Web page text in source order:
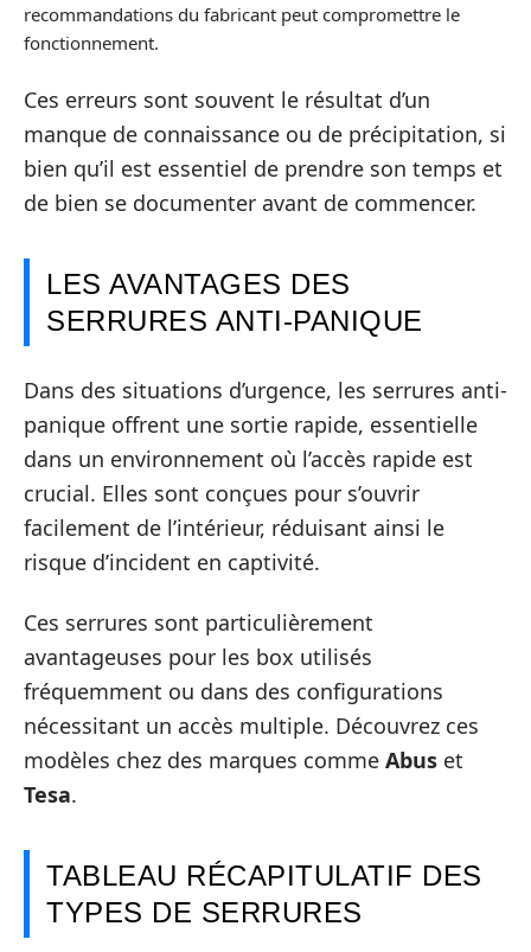
recommandations du fabricant peut compromettre le
fonctionnement.
Ces erreurs sont souvent le résultat d’un
manque de connaissance ou de précipitation, si
bien qu’il est essentiel de prendre son temps et
de bien se documenter avant de commencer.
LES AVANTAGES DES
SERRURES ANTI-PANIQUE
Dans des situations d’urgence, les serrures anti-
panique offrent une sortie rapide, essentielle
dans un environnement où l’accès rapide est
crucial. Elles sont conçues pour s’ouvrir
facilement de l’intérieur, réduisant ainsi le
risque d’incident en captivité.
Ces serrures sont particulièrement
avantageuses pour les box utilisés
fréquemment ou dans des configurations
nécessitant un accès multiple. Découvrez ces
modèles chez des marques comme Abus et
Tesa.
TABLEAU RÉCAPITULATIF DES
TYPES DE SERRURES